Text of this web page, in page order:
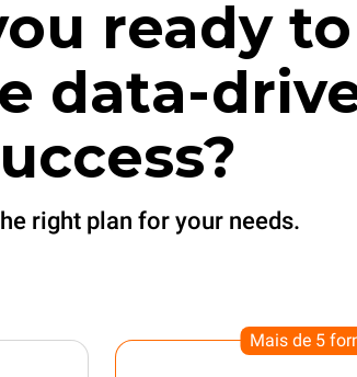
ready to
data-
right plan for your needs.
Mais de 5